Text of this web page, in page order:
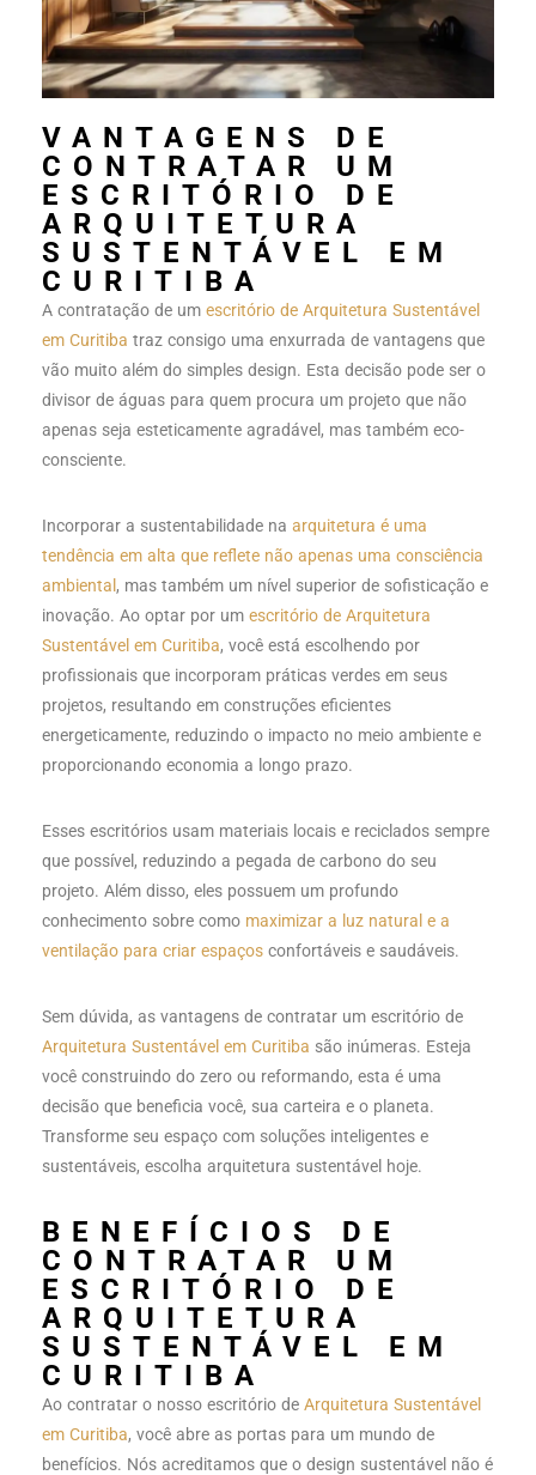
VANTAGENS DE
CONTRATAR UM
ESCRITÓRIO DE
ARQUITETURA
SUSTENTÁVEL EM
CURITIBA
A contratação de um escritório de Arquitetura Sustentável
em Curitiba traz consigo uma enxurrada de vantagens que
vão muito além do simples design. Esta decisão pode ser o
divisor de águas para quem procura um projeto que não
apenas seja esteticamente agradável, mas também eco-
consciente.
Incorporar a sustentabilidade na arquitetura é uma
tendência em alta que reflete não apenas uma consciência
ambiental , mas também um nível superior de sofisticação e
inovação. Ao optar por um escritório de Arquitetura
Sustentável em Curitiba, você está escolhendo por
profissionais que incorporam práticas verdes em seus
projetos, resultando em construções eficientes
energeticamente, reduzindo o impacto no meio ambiente e
proporcionando economia a longo prazo.
Esses escritórios usam materiais locais e reciclados sempre
que possível, reduzindo a pegada de carbono do seu
projeto. Além disso, eles possuem um profundo
conhecimento sobre como maximizar a luz natural e a
ventilação para criar espaços confortáveis ​​e saudáveis.
Sem dúvida, as vantagens de contratar um escritório de
Arquitetura Sustentável em Curitiba são inúmeras. Esteja
você construindo do zero ou reformando, esta é uma
decisão que beneficia você, sua carteira e o planeta.
Transforme seu espaço com soluções inteligentes e
sustentáveis, escolha arquitetura sustentável hoje.
BENEFÍCIOS DE
CONTRATAR UM
ESCRITÓRIO DE
ARQUITETURA
SUSTENTÁVEL EM
CURITIBA
Ao contratar o nosso escritório de Arquitetura Sustentável
em Curitiba, você abre as portas para um mundo de
benefícios. Nós acreditamos que o design sustentável não é